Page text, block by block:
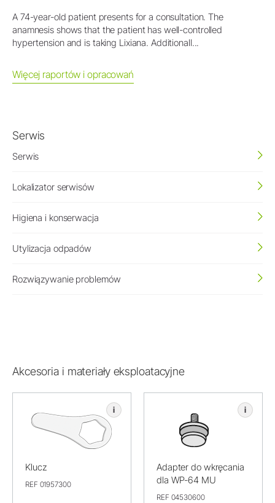
A 74-year-old patient presents for a consultation. The
anamnesis shows that the patient has well-controlled
hypertension and is taking Lixiana. Additionall...
Więcej raportów i opracowań
Serwis
Serwis
Lokalizator serwisów
Higiena i konserwacja
Utylizacja odpadów
Rozwiązywanie problemów
Akcesoria i materiały eksploatacyjne
i
Klucz
REF 01957300
i
Adapter do wkręcania
dla WP-64 MU
REF 04530600